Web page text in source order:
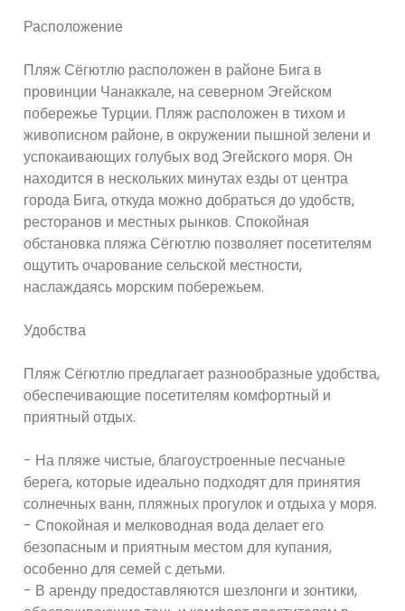
Расположение
Пляж Сёгютлю расположен в районе Бига в
провинции Чанаккале, на северном Эгейском
побережье Турции. Пляж расположен в тихом и
живописном районе, в окружении пышной зелени и
успокаивающих голубых вод Эгейского моря. Он
находится в нескольких минутах езды от центра
города Бига, откуда можно добраться до удобств,
ресторанов и местных рынков. Спокойная
обстановка пляжа Сёгютлю позволяет посетителям
ощутить очарование сельской местности,
наслаждаясь морским побережьем.
Удобства
Пляж Сёгютлю предлагает разнообразные удобства,
обеспечивающие посетителям комфортный и
приятный отдых.
- На пляже чистые, благоустроенные песчаные
берега, которые идеально подходят для принятия
солнечных ванн, пляжных прогулок и отдыха у моря.
- Спокойная и мелководная вода делает его
безопасным и приятным местом для купания,
особенно для семей с детьми.
- В аренду предоставляются шезлонги и зонтики,